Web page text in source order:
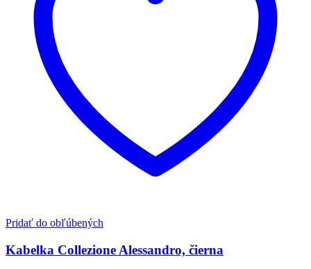
Pridať do obľúbených
Kabelka Collezione Alessandro, čierna